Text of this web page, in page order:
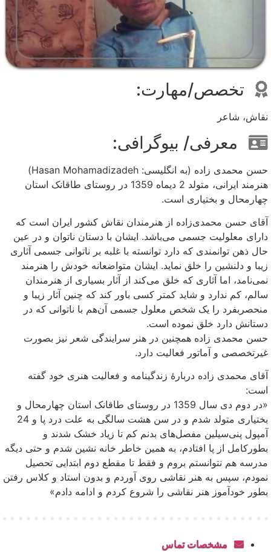
تخصص/مهارت:
نقاش، شاعر
معرفی/ بیوگرافی:
حسن محمدی زاده (به انگلیسی: Hasan Mohamadizadeh)
هنرمند ایرانی، متولد 2 دیماه 1359 در روستای طاقانک استان
چهارمحال و بختیاری است.
آقای حسن محمدی‌زاده از هنرمندان نقاش کشور ایران است که
دارای معلولیت جسمی می‌باشد. ایشان با دستان ناتوان و در عین
حال ذهن توانمندی که دارد توانسته با غلبه بر ناتوانی جسمی آثاری
زیبا و دلنشین را خلق نماید. ایشان متواضعانه خودش را هنرمند
نمی‌نامد، اما آثاری که خلق می‌کند از آثار بسیاری از هنرمندان
سالم، کم ندارد و شاید کمتر کسی باور کند که چنین آثار زیبا و
منحصربفرد را یک شخص معلول جسمی آن‌هم با ناتوانی که در
دستانش دارد خلق نموده است.
حسن محمدی زاده همچنین در هنر سرایندگی شعر نیز بصورت
غیرتخصصی و آماتور فعالیت دارد.
آقای محمدی زاده دربارهٔ زندگینامه و فعالیت هنری خود گفته
است:
«در دوم دی سال 1359 در روستای طاقانک استان چهارمحال و
بختیاری متولد شدم و در سن هشت سالگی به علت درد پا و 24
آمپول پنی‌سیلین مفصل‌های بدنم کم تا زیاد خشک شدند و
بطورکامل از پا افتادم، به همین خاطر خانه نشین شدم و حتی دیگه
مدرسه هم نتوانستم بروم و فقط تا مقطع دوم ابتدایی تحصیل
نمودم، سپس به هنر نقاشی روی آوردم و بدون استاد و کلاس رفتن
بطور خودآموز هنر نقاشی را شروع کردم و ادامه دادم»
مشخصات تماس